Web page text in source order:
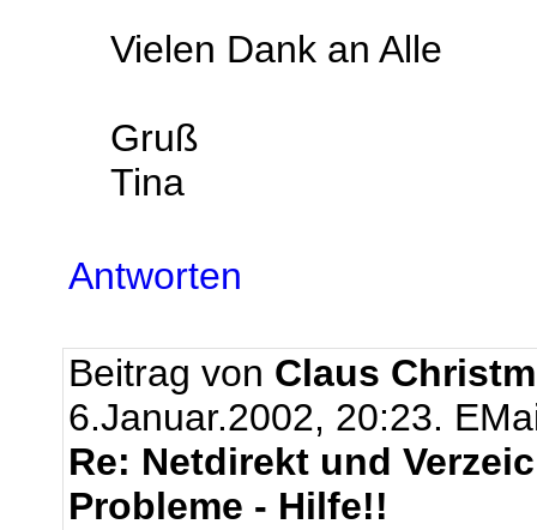
Vielen Dank an Alle
Gruß
Tina
Antworten
Beitrag von Claus
6.Januar.2002, 20:23.
Re: Netdirekt und
Probleme - Hilfe!!